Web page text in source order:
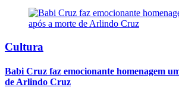
Cultura
Babi Cruz faz emocionante homenagem
de Arlindo Cruz